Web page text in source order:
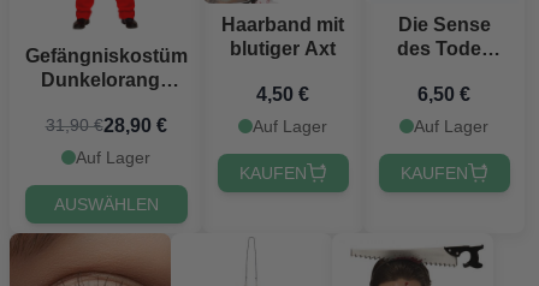
Gefängniskostüm
Dunkelorange
Handschellen
31,90 €28,90 €
Auf Lager
AUSWÄHLEN
Haarband mit
blutiger Axt
4,50 €
Auf Lager
KAUFEN
Die Sense
des Todes
6,50 €
Auf Lager
KAUFEN